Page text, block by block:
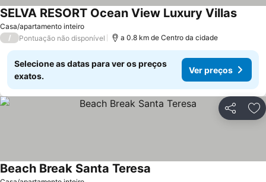
Casa/apartamento inteiro
SELVA RESORT Ocean View Luxury Villas
/ Pontuação não disponível a 0.8 km de Centro da cidade
Selecione as datas para ver os preços
exatos.
Ver preços
Partilhar
Beach Break Santa Teresa